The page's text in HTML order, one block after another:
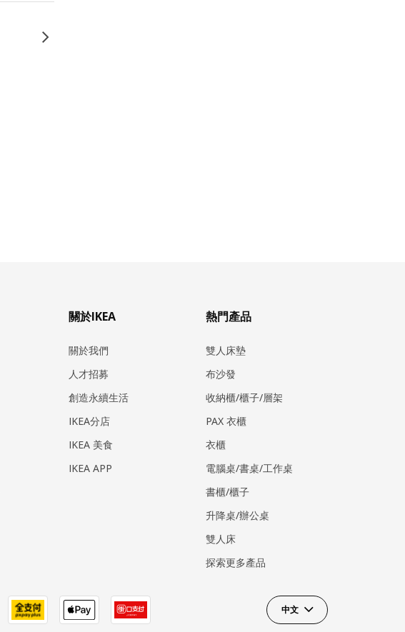
關於IKEA
關於我們
人才招募
創造永續生活
IKEA分店
IKEA 美食
IKEA APP
熱門產品
雙人床墊
布沙發
收納櫃/櫃子/層架
PAX 衣櫃
衣櫃
電腦桌/書桌/工作桌
書櫃/櫃子
升降桌/辦公桌
雙人床
探索更多產品
中文